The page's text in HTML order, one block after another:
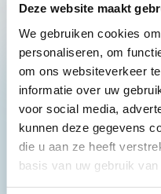
Deze website maakt
We gebruiken cookies
personaliseren, om
om ons websiteverkeer
informatie over uw
voor social media,
kunnen deze gegevens
die u aan ze heeft
basis van uw gebruik van
TAXI
Nieuwe serie:
Duik in de laatste
leerzame en